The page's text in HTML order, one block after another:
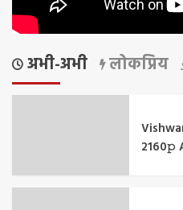
अभी-अभी लोकप्रिय
2160𝚙